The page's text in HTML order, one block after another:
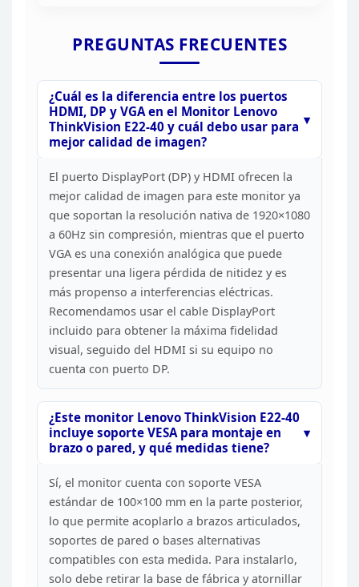
PREGUNTAS FRECUENTES
¿Cuál es la diferencia entre los puertos
HDMI, DP y VGA en el Monitor Lenovo
ThinkVision E22-40 y cuál debo usar para
mejor calidad de imagen?
El puerto DisplayPort (DP) y HDMI ofrecen la
mejor calidad de imagen para este monitor ya
que soportan la resolución nativa de 1920×1080
a 60Hz sin compresión, mientras que el puerto
VGA es una conexión analógica que puede
presentar una ligera pérdida de nitidez y es
más propenso a interferencias eléctricas.
Recomendamos usar el cable DisplayPort
incluido para obtener la máxima fidelidad
visual, seguido del HDMI si su equipo no
cuenta con puerto DP.
¿Este monitor Lenovo ThinkVision E22-40
incluye soporte VESA para montaje en
brazo o pared, y qué medidas tiene?
Sí, el monitor cuenta con soporte VESA
estándar de 100×100 mm en la parte posterior,
lo que permite acoplarlo a brazos articulados,
soportes de pared o bases alternativas
compatibles con esta medida. Para instalarlo,
solo debe retirar la base de fábrica y atornillar